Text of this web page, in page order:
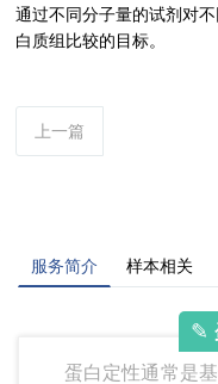
通过不同分子量的试剂对
白质组比较的目标。
上一篇
服务简介 样本相关
✎
蛋白定性通常是